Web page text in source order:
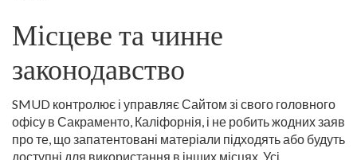
Місцеве та чинне
законодавство
SMUD контролює і управляє Сайтом зі свого головного
офісу в Сакраменто, Каліфорнія, і не робить жодних заяв
про те, що запатентовані матеріали підходять або будуть
доступні для використання в інших місцях. Усі